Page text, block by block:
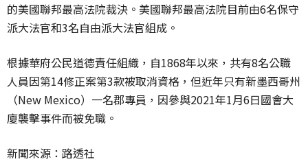
的美國聯邦最高法院裁決。美國聯邦最高法院目前由6名保守
派大法官和3名自由派大法官組成。
根據華府公民道德責任組織，自1868年以來，共有8名公職
人員因第14修正案第3款被取消資格，但近年只有新墨西哥州
（New Mexico）一名郡專員，因參與2021年1月6日國會大
廈襲擊事件而被免職。
新聞來源：路透社